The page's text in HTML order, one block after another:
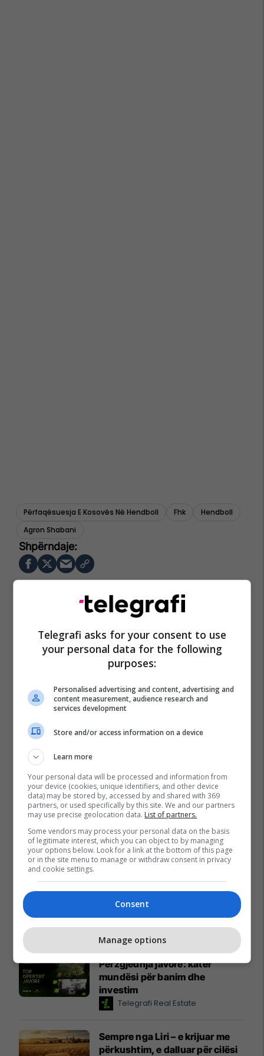
Përfaqësuesja E Kosovës Në Hendboll Fhk
Hendboll
Agron Shabani
Promo Reklamo këtu
Përzgjedhja javore: katër
mundësi për banim dhe
investim
Telegrafi Real Estate
Sempre nga Liri – e krijuar me
përkushtim, e dalluar për cilësi
Telegrafi asks for your consent to use
your personal data for the following
purposes:
Personalised advertising and content, advertising and
content measurement, audience research and
services development
Store and/or access information on a device
Learn more
Your personal data will be processed and information from
your device (cookies, unique identifiers, and other device
data) may be stored by, accessed by and shared with 369
partners, or used specifically by this site. We and our partners
may use precise geolocation data. List of partners.
Some vendors may process your personal data on the basis
of legitimate interest, which you can object to by managing
your options below. Look for a link at the bottom of this page
or in the site menu to manage or withdraw consent in privacy
and cookie settings.
Consent
Manage options